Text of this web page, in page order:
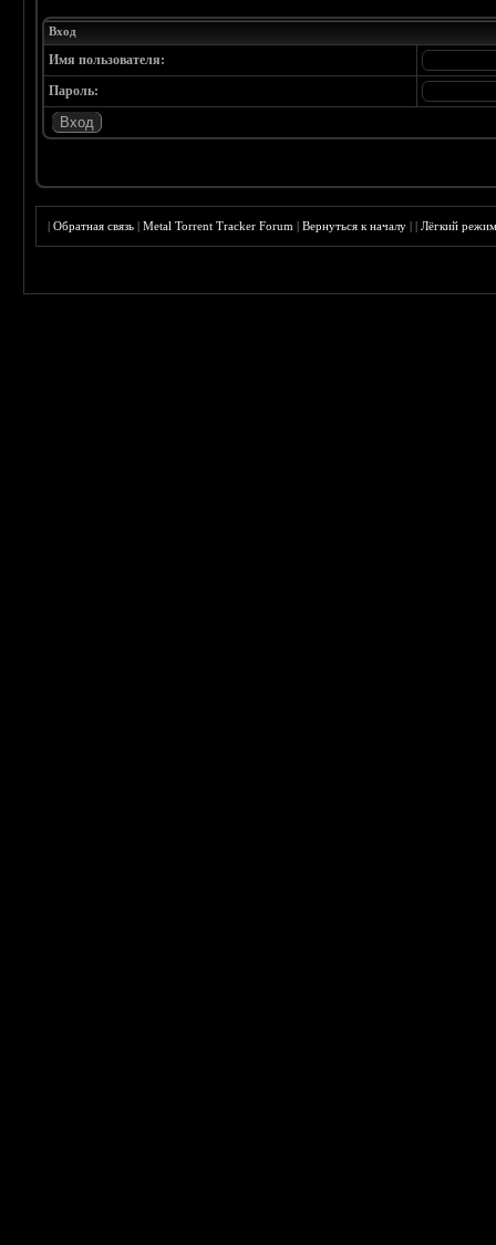
Вход
Имя пользователя:
Пароль:
|Обратная связь |Metal Torrent Tracker Forum |Вернуться к началу ||Лёгкий